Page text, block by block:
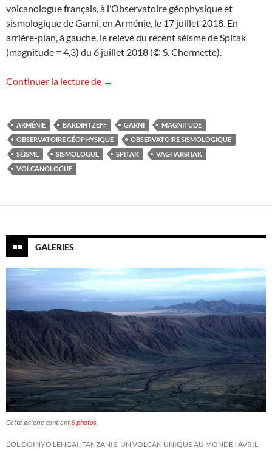
volcanologue français, à l’Observatoire géophysique et
sismologique de Garni, en Arménie, le 17 juillet 2018. En
arrière-plan, à gauche, le relevé du récent séisme de Spitak
(magnitude = 4,3) du 6 juillet 2018 (© S. Chermette).
Continuer la lecture de Observatoire sismologique de Garni,
→
ARMÉNIE BARDINTZEFF GARNI
MAGNITUDE
OBSERVATOIRE GÉOPHYSIQUE
OBSERVATOIRE SISMOLOGIQUE
SÉISME
SISMOLOGUE SPITAK
VAGHARSHAK
VOLCANOLOGUE
GALERIES
Cette galerie contient6 photos.
L’OL DOINYO LENGAI, TANZANIE, UN VOLCAN UNIQUE AU MONDE AVRIL